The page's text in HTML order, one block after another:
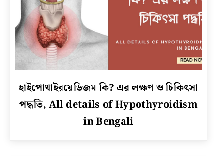
link
হাইপোথাইরয়েডিজম
হাইপোথাইরয়েডিজম কি? এর লক্ষণ ও চিকিৎসা
পদ্ধতি, All details of Hypothyroidism
in Bengali